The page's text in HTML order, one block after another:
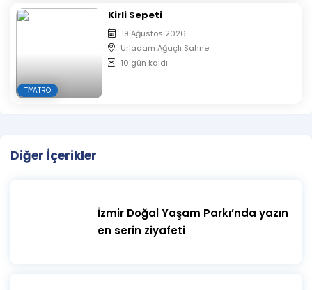
TIYATRO
Kirli Sepeti
19 Ağustos 2026
Urladam Ağaçlı Sahne
10 gün kaldı
Diğer İçerikler
İzmir Doğal Yaşam Parkı’nda yazın
en serin ziyafeti